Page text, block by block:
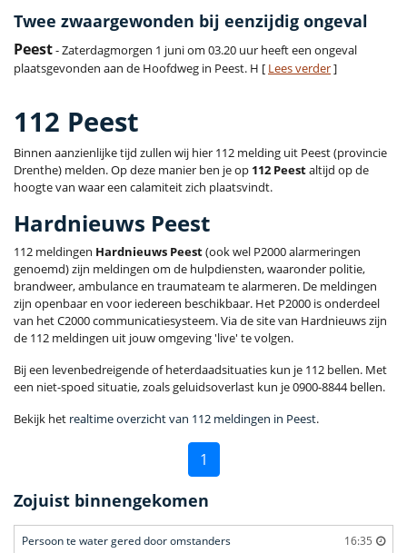
Twee zwaargewonden bij eenzijdig ongeval
Peest- Zaterdagmorgen 1 juni om 03.20 uur heeft een ongeval
plaatsgevonden aan de Hoofdweg in Peest. H [ Lees verder]
112 Peest
Binnen aanzienlijke tijd zullen wij hier 112 melding uit Peest (provincie
Drenthe) melden. Op deze manier ben je op 112 Peestaltijd op de
hoogte van waar een calamiteit zich plaatsvindt.
Hardnieuws Peest
112 meldingen Hardnieuws Peest(ook wel P2000 alarmeringen
genoemd) zijn meldingen om de hulpdiensten, waaronder politie,
brandweer, ambulance en traumateam te alarmeren. De meldingen
zijn openbaar en voor iedereen beschikbaar. Het P2000 is onderdeel
van het C2000 communicatiesysteem. Via de site van Hardnieuws zijn
de 112 meldingen uit jouw omgeving 'live' te volgen.
Bij een levenbedreigende of heterdaadsituaties kun je 112 bellen. Met
een niet-spoed situatie, zoals geluidsoverlast kun je 0900-8844 bellen.
Bekijk het realtime overzicht van 112 meldingen in Peest.
1
Zojuist binnengekomen
Persoon te water gered door omstanders 16:35